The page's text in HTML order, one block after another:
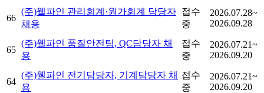
66
(주)웰파인 관리회계·원가회계 담당자
채용
접수
중
2026.07.28~
2026.09.28
65
(주)웰파인 품질안전팀, QC담당자 채
용
접수
중
2026.07.21~
2026.09.20
64
(주)웰파인 전기담당자, 기계담당자 채
용
접수
중
2026.07.21~
2026.09.20